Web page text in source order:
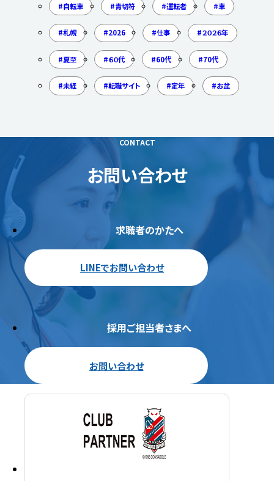
自転車 青切符 運転者 車
札幌 2026 仕事 ２０２６年
夏至 ６０代 60代 70代
未経 転職サイト 定年 お盆
CONTACT
お問い合わせ
求職者のかたへ
LINEでお問い合わせ
採用ご担当者さまへ
お問い合わせ